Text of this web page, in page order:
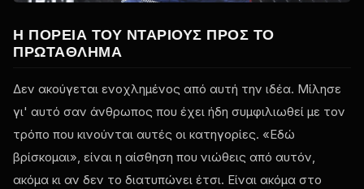
Η ΠΟΡΕΊΑ ΤΟΥ ΝΤΆΡΙΟΥΣ ΠΡΟΣ ΤΟ
ΠΡΩΤΆΘΛΗΜΑ
Δεν ακούγεται ενοχλημένος από αυτή την ιδέα. Μίλησε
γι' αυτό σαν άνθρωπος που έχει ήδη συμφιλιωθεί με τον
τρόπο που κινούνται αυτές οι κατηγορίες. «Εδώ
βρίσκομαι», είναι η αίσθηση που νιώθεις από αυτόν,
ακόμα κι αν δεν το διατυπώνει έτσι. Είναι ακόμα στο